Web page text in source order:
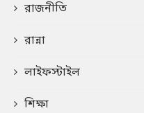
রাজনীতি
রান্না
লাইফস্টাইল
শিক্ষা